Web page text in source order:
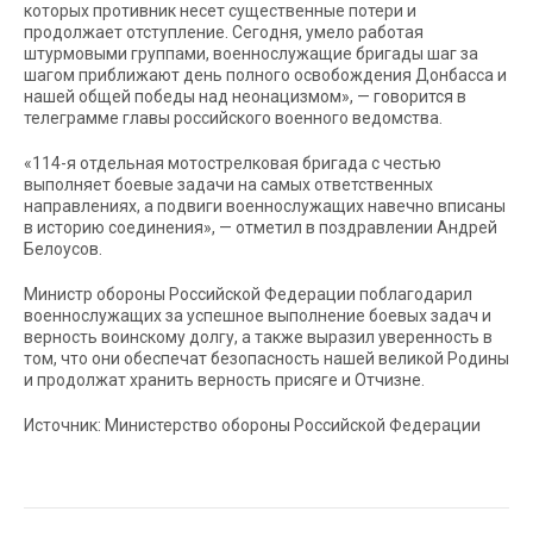
которых противник несет существенные потери и
продолжает отступление. Сегодня, умело работая
штурмовыми группами, военнослужащие бригады шаг за
шагом приближают день полного освобождения Донбасса и
нашей общей победы над неонацизмом», — говорится в
телеграмме главы российского военного ведомства.
«114-я отдельная мотострелковая бригада с честью
выполняет боевые задачи на самых ответственных
направлениях, а подвиги военнослужащих навечно вписаны
в историю соединения», — отметил в поздравлении Андрей
Белоусов.
Министр обороны Российской Федерации поблагодарил
военнослужащих за успешное выполнение боевых задач и
верность воинскому долгу, а также выразил уверенность в
том, что они обеспечат безопасность нашей великой Родины
и продолжат хранить верность присяге и Отчизне.
Источник: Министерство обороны Российской Федерации